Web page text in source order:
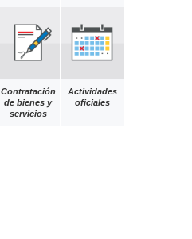
Contratación
de bienes y
servicios
Actividades
oficiales